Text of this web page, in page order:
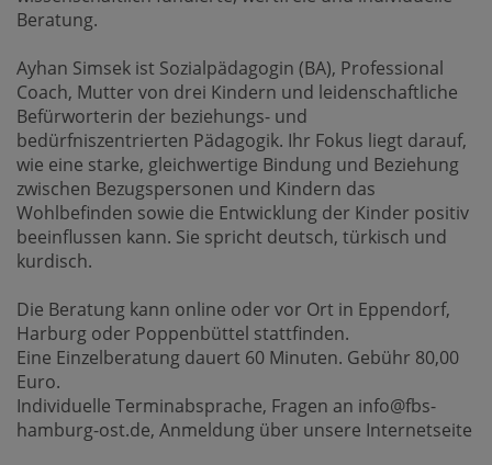
Beratung.
Ayhan Simsek ist Sozialpädagogin (BA), Professional
Coach, Mutter von drei Kindern und leidenschaftliche
Befürworterin der beziehungs- und
bedürfniszentrierten Pädagogik. Ihr Fokus liegt darauf,
wie eine starke, gleichwertige Bindung und Beziehung
zwischen Bezugspersonen und Kindern das
Wohlbefinden sowie die Entwicklung der Kinder positiv
beeinflussen kann. Sie spricht deutsch, türkisch und
kurdisch.
Die Beratung kann online oder vor Ort in Eppendorf,
Harburg oder Poppenbüttel stattfinden.
Eine Einzelberatung dauert 60 Minuten. Gebühr 80,00
Euro.
Individuelle Terminabsprache, Fragen an info@fbs-
hamburg-ost.de, Anmeldung über unsere Internetseite